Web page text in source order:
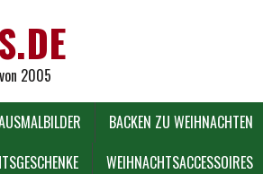
2005
BACKEN ZU WEIHNACHTEN
WEIHNACHTSACCESSOIRES